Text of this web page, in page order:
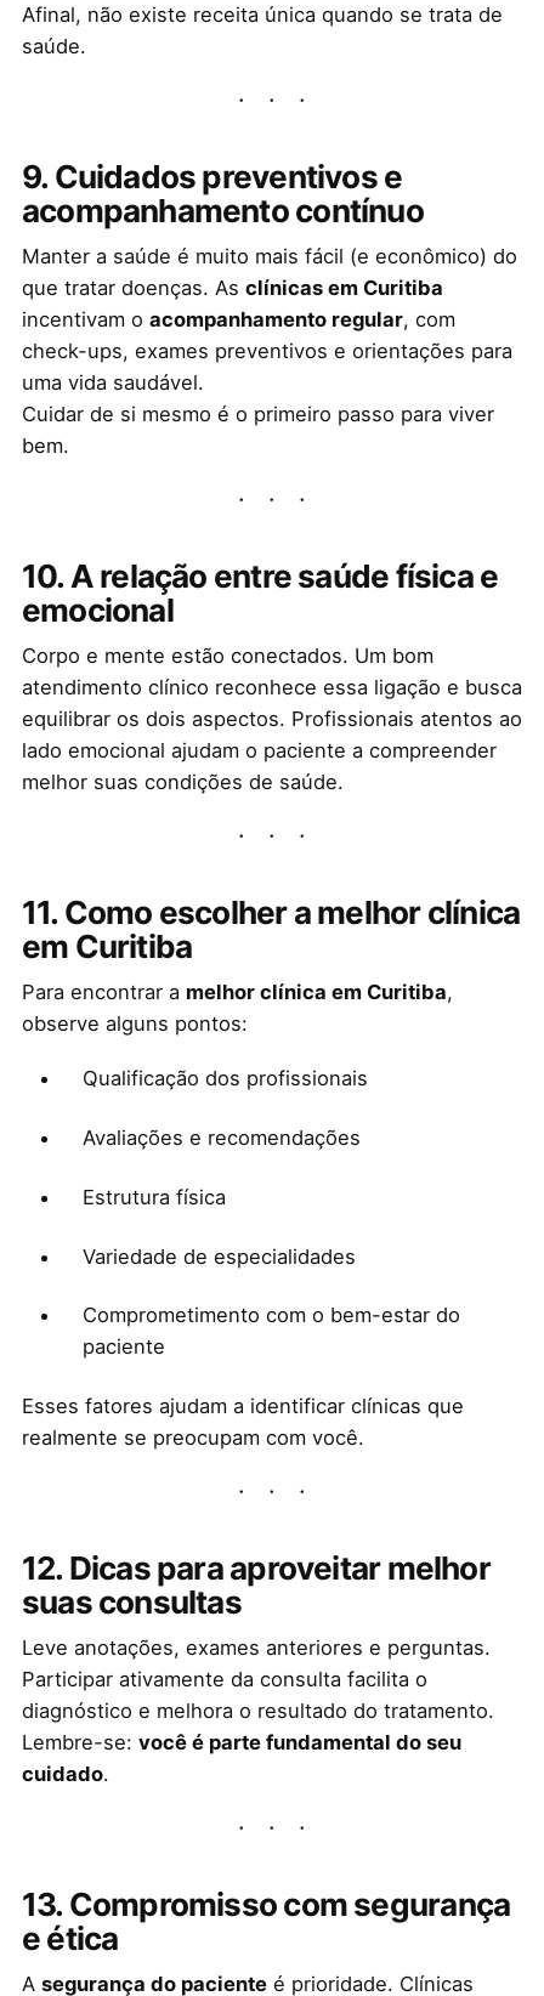
Afinal, não existe receita única quando se trata de
saúde.
9. Cuidados preventivos e
acompanhamento contínuo
Manter a saúde é muito mais fácil (e econômico) do
que tratar doenças. As clínicas em Curitiba
incentivam o acompanhamento regular, com
check-ups, exames preventivos e orientações para
uma vida saudável.
Cuidar de si mesmo é o primeiro passo para viver
bem.
10. A relação entre saúde física e
emocional
Corpo e mente estão conectados. Um bom
atendimento clínico reconhece essa ligação e busca
equilibrar os dois aspectos. Profissionais atentos ao
lado emocional ajudam o paciente a compreender
melhor suas condições de saúde.
11. Como escolher a melhor clínica
em Curitiba
Para encontrar a melhor clínica em Curitiba,
observe alguns pontos:
Qualificação dos profissionais
Avaliações e recomendações
Estrutura física
Variedade de especialidades
Comprometimento com o bem-estar do
paciente
Esses fatores ajudam a identificar clínicas que
realmente se preocupam com você.
12. Dicas para aproveitar melhor
suas consultas
Leve anotações, exames anteriores e perguntas.
Participar ativamente da consulta facilita o
diagnóstico e melhora o resultado do tratamento.
Lembre-se: você é parte fundamental do seu
cuidado.
13. Compromisso com segurança
e ética
A segurança do pacienteé prioridade. Clínicas